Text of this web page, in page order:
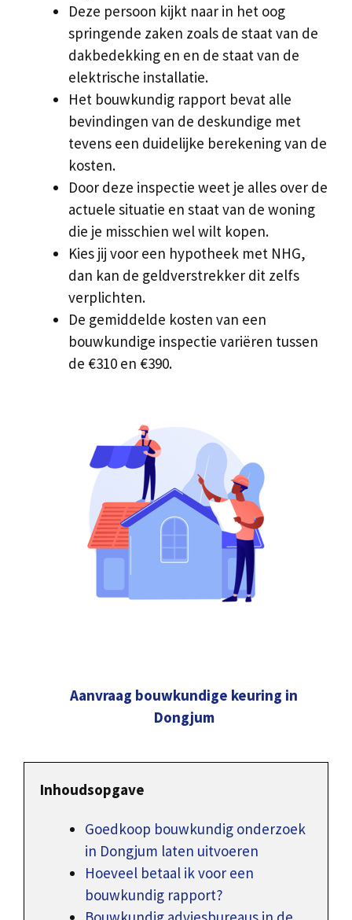
Deze persoon kijkt naar in het oog
springende zaken zoals de staat van de
dakbedekking en en de staat van de
elektrische installatie.
Het bouwkundig rapport bevat alle
bevindingen van de deskundige met
tevens een duidelijke berekening van de
kosten.
Door deze inspectie weet je alles over de
actuele situatie en staat van de woning
die je misschien wel wilt kopen.
Kies jij voor een hypotheek met NHG,
dan kan de geldverstrekker dit zelfs
verplichten.
De gemiddelde kosten van een
bouwkundige inspectie variëren tussen
de €310 en €390.
Aanvraag bouwkundige keuring in
Dongjum
Inhoudsopgave
Goedkoop bouwkundig onderzoek
in Dongjum laten uitvoeren
Hoeveel betaal ik voor een
bouwkundig rapport?